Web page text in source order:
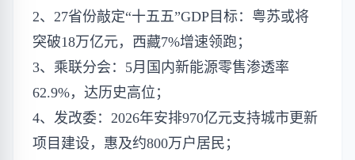
2、27省份敲定“十五五”GDP目标：粤苏或将
突破18万亿元，西藏7%增速领跑；
3、乘联分会：5月国内新能源零售渗透率
62.9%，达历史高位；
4、发改委：2026年安排970亿元支持城市更新
项目建设，惠及约800万户居民；